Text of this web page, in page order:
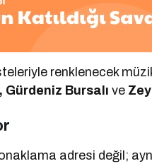
renklenecek
Gürdeniz Bursalı ve
adresi değil;